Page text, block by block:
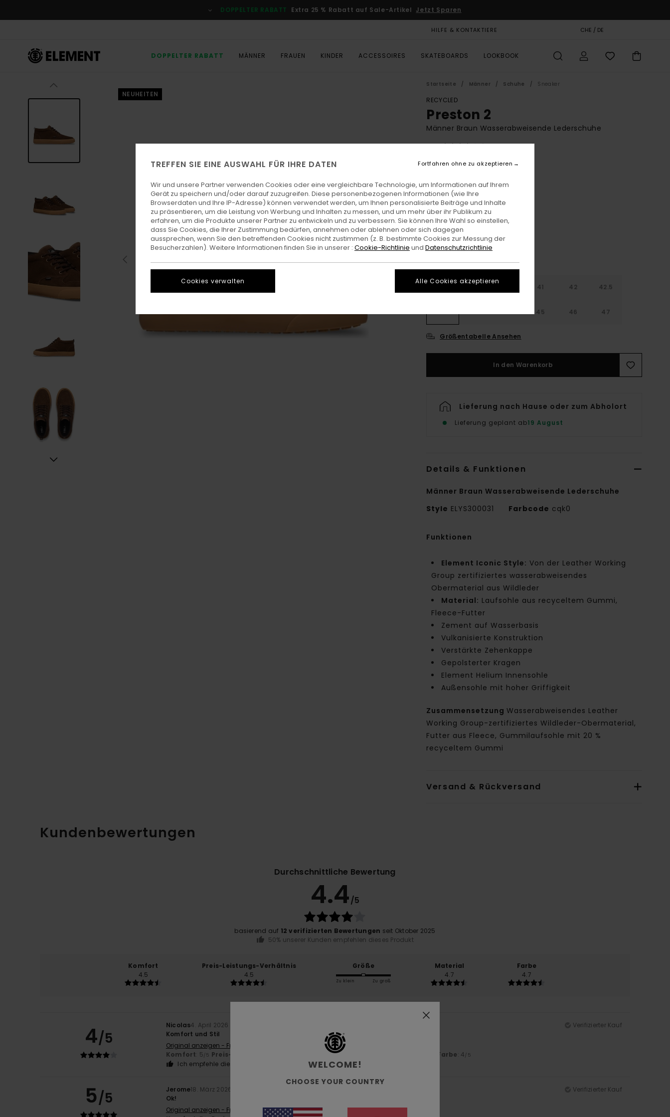
Produktinformation
DOPPELTER RABATT Extra 25 % Rabatt auf Sale-Artikel Jetzt Sparen
HILFE & KONTAKTIERE CHE / DE
DOPPELTER RABATT MÄNNER FRAUEN KINDER ACCESSOIRES SKATEBOARDS LOOKBOOK
NEUHEITEN
Startseite Männer Schuhe Sneaker
RECYCLED
Preston 2
Männer Braun Wasserabweisende Lederschuhe
4.4
ECO-BONUS
FarbeSepia
40 41 42 42.5
45 46 47
Größentabelle Ansehen
In den Warenkorb
Lieferung nach Hause oder zum Abholort
Lieferung geplant ab19 August
Details & Funktionen
Männer Braun Wasserabweisende Lederschuhe
Style ELYS300031 Farbcode cqk0
Funktionen
Element Iconic Style: Von der Leather Working
Group zertifiziertes wasserabweisendes
Obermaterial aus Wildleder
Material: Laufsohle aus recyceltem Gummi,
Fleece-Futter
Zement auf Wasserbasis
Vulkanisierte Konstruktion
Verstärkte Zehenkappe
Gepolsterter Kragen
Element Helium Innensohle
Außensohle mit hoher Griffigkeit
ZusammensetzungWasserabweisendes Leather
Working Group-zertifiziertes Wildleder-Obermaterial,
Futter aus Fleece, Gummilaufsohle mit 20 %
recyceltem Gummi
Versand & Rückversand
Kundenbewertungen
Durchschnittliche Bewertung
4.4/5
basierend auf 12 verifizierten Bewertungen seit Oktober 2025
50% unserer Kunden empfehlen dieses Produkt
Komfort
4.5
Preis-Leistungs-Verhältnis
4.5
Größe
Zu klein Zu groß
Material
4.7
Farbe
4.7
4/5
Nicolas4. April 2026
Verifizierter Kauf
Komfort und Stil
Original anzeigen - Français
Komfort: 5/5 Preis-Leistungs-Verhältnis Größe Farbe: 4/5
Ich empfehle dieses Produkt
5/5 Jerome18. März 2026
Verifizierter Kauf
Ok!
Original anzeigen - Français
WELCOME!
CHOOSE YOUR COUNTRY
TREFFEN SIE EINE AUSWAHL FÜR IHRE DATEN
Wir und unsere Partner verwenden Cookies oder eine vergleichbare Technologie, um Informationen auf Ihrem
Gerät zu speichern und/oder darauf zuzugreifen. Diese personenbezogenen Informationen (wie Ihre
Browserdaten und Ihre IP-Adresse) können verwendet werden, um Ihnen personalisierte Beiträge und Inhalte
zu präsentieren, um die Leistung von Werbung und Inhalten zu messen, und um mehr über ihr Publikum zu
erfahren, um die Produkte unserer Partner zu entwickeln und zu verbessern. Sie können Ihre Wahl so einstellen,
dass Sie Cookies, die Ihrer Zustimmung bedürfen, annehmen oder ablehnen oder sich dagegen
aussprechen, wenn Sie den betreffenden Cookies nicht zustimmen (z. B. bestimmte Cookies zur Messung der
Besucherzahlen). Weitere Informationen finden Sie in unserer : Cookie-Richtlinie und Datenschutzrichtlinie
Cookies verwalten
Fortfahren ohne zu akzeptieren
Alle Cookies akzeptieren